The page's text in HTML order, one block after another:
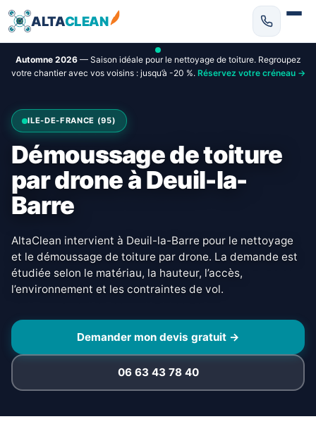
ALTACLEAN
Automne 2026— Saison idéale pour le nettoyage de toiture. Regroupez
votre chantier avec vos voisins : jusqu’à -20 %. Réservez votre créneau →
ILE-DE-FRANCE (95)
Démoussage de toiture
par drone à Deuil-la-
Barre
AltaClean intervient à Deuil-la-Barre pour le nettoyage
et le démoussage de toiture par drone. La demande est
étudiée selon le matériau, la hauteur, l’accès,
l’environnement et les contraintes de vol.
Demander mon devis gratuit →
06 63 43 78 40